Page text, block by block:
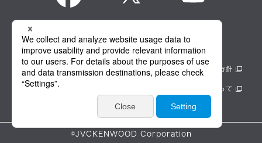
KENWOOD Global
©JVCKENWOOD Corporation
情報セキュリティ基本方針 製品安全に関する基本方針
正しい表示への取り組み サイトのご利用にあたって